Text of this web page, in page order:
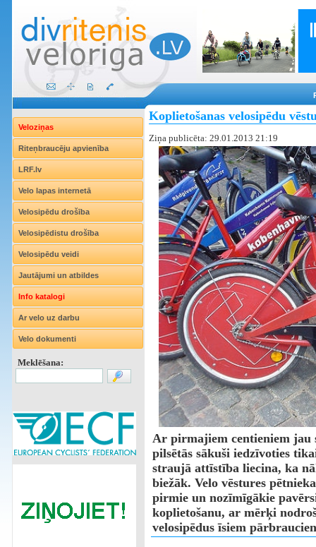
Veloziņas
Riteņbraucēju apvienība
LRF.lv
Velo lapas internetā
Velosipēdu drošība
Velosipēdistu drošība
Velosipēdu veidi
Jautājumi un atbildes
Info katalogi
Ar velo uz darbu
Velo dokumenti
Meklēšana:
Koplietošanas velosipēdu
Ziņa publicēta: 29.01.2013 21:19
Ar pirmajiem centieniem jau
pilsētās sākuši iedzīvoties
straujā attīstība liecina, ka
biežāk. Velo vēstures
pirmie un nozīmīgākie
koplietošanu, ar mērķi
velosipēdus īsiem